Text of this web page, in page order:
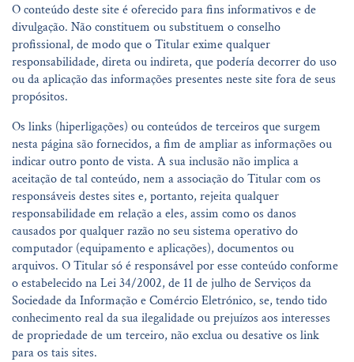
O conteúdo deste site é oferecido para fins informativos e de
divulgação. Não constituem ou substituem o conselho
profissional, de modo que o Titular exime qualquer
responsabilidade, direta ou indireta, que podería decorrer do uso
ou da aplicação das informações presentes neste site fora de seus
propósitos.
Os links (hiperligações) ou conteúdos de terceiros que surgem
nesta página são fornecidos, a fim de ampliar as informações ou
indicar outro ponto de vista. A sua inclusão não implica a
aceitação de tal conteúdo, nem a associação do Titular com os
responsáveis destes sites e, portanto, rejeita qualquer
responsabilidade em relação a eles, assim como os danos
causados por qualquer razão no seu sistema operativo do
computador (equipamento e aplicações), documentos ou
arquivos. O Titular só é responsável por esse conteúdo conforme
o estabelecido na Lei 34/2002, de 11 de julho de Serviços da
Sociedade da Informação e Comércio Eletrónico, se, tendo tido
conhecimento real da sua ilegalidade ou prejuízos aos interesses
de propriedade de um terceiro, não exclua ou desative os link
para os tais sites.